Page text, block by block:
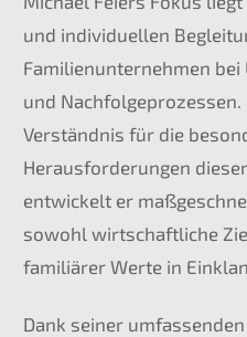
und individuellen
Familienunternehmen
und
Verständnis für die
Herausforderungen
entwickelt er
sowohl wirtschaftliche
familiärer Werte in
Dank seiner